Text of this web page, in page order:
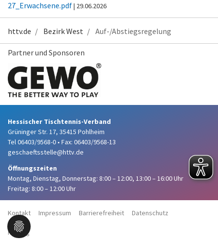
27_Erwachsene.pdf| 29.06.2026
httv.de Bezirk West Auf-/Abstiegsregelung
Partner und Sponsoren
Hessischer Tischtennis-Verband
Grüninger Str. 17, 35415 Pohlheim
Tel 06403/9568-0 • Fax: 06403/9568-13
geschaeftsstelle@httv.de
Öffnungszeiten
Montag, Dienstag, Donnerstag: 8:00 – 12:00, 13:00 – 16:00 Uhr
Freitag: 8:00 – 12:00 Uhr
Kontakt Impressum Barrierefreiheit Datenschutz
Haftung